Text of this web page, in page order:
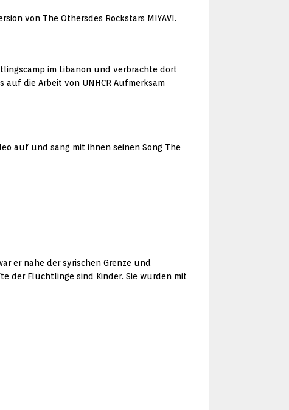
von The Othersdes Rockstars MIYAVI.
im Libanon und verbrachte dort
die Arbeit von UNHCR Aufmerksam
auf und sang mit ihnen seinen Song The
er nahe der syrischen Grenze und
der Flüchtlinge sind Kinder. Sie wurden mit